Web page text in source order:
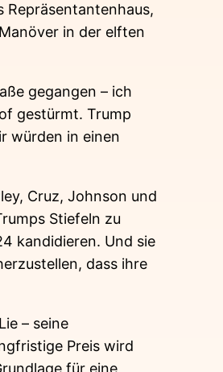
Repräsentantenhaus,
in der elften
gegangen – ich
gestürmt. Trump
würden in einen
Cruz, Johnson und
Stiefeln zu
kandidieren. Und sie
dass ihre
– seine
Preis wird
für eine